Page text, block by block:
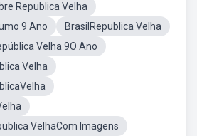
Republica Velha
9 Ano
BrasilRepublica Velha
Velha 9O Ano
Velha
VelhaCom Imagens